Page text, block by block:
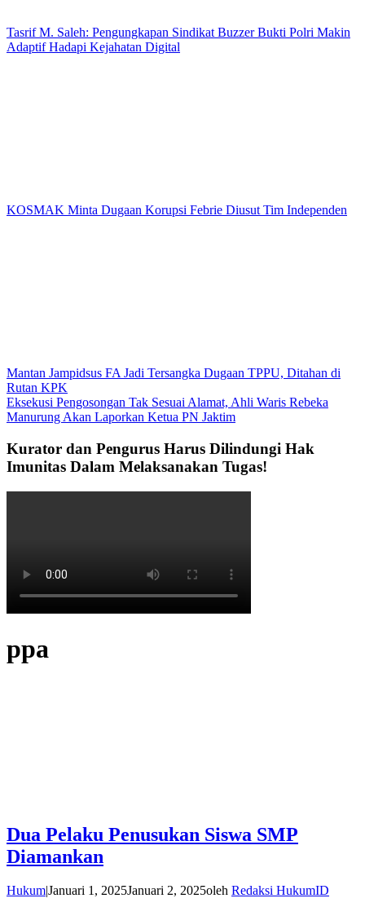
Tasrif M. Saleh: Pengungkapan Sindikat Buzzer Bukti Polri Makin
Adaptif Hadapi Kejahatan Digital
KOSMAK Minta Dugaan Korupsi Febrie Diusut Tim Independen
Mantan Jampidsus FA Jadi Tersangka Dugaan TPPU, Ditahan di
Rutan KPK
Eksekusi Pengosongan Tak Sesuai Alamat, Ahli Waris Rebeka
Manurung Akan Laporkan Ketua PN Jaktim
Kurator dan Pengurus Harus Dilindungi Hak
Imunitas Dalam Melaksanakan Tugas!
ppa
Dua Pelaku Penusukan Siswa SMP
Diamankan
HukumJanuari 1, 2025Januari 2, 2025oleh Redaksi HukumID